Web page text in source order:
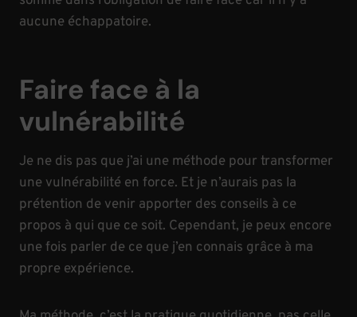
aucune échappatoire.
Faire face à la
vulnérabilité
Je ne dis pas que j’ai une méthode pour transformer
une vulnérabilité en force. Et je n’aurais pas la
prétention de venir apporter des conseils à ce
propos à qui que ce soit. Cependant, je peux encore
une fois parler de ce que j’en connais grâce à ma
propre expérience.